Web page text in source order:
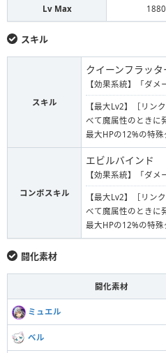
Lv Max 1880
スキル
スキル
クイーンフラッタ
【効果系統】「ダメ
【最大Lv2】［リン
べて魔属性のときに
最大HPの12%の特殊
コンボスキル
エビルバインド
【効果系統】「ダメ
【最大Lv2】［リン
べて魔属性のときに
最大HPの12%の特殊
闘化素材
闘化素材
ミュエル
ベル